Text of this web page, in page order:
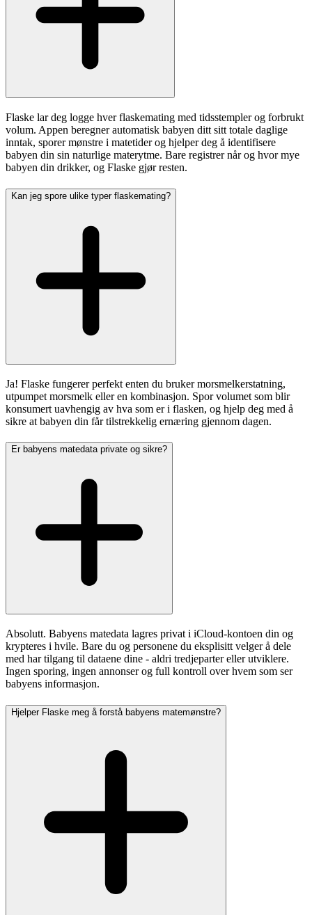
Flaske lar deg logge hver flaskemating med tidsstempler og forbrukt
volum. Appen beregner automatisk babyen ditt sitt totale daglige
inntak, sporer mønstre i matetider og hjelper deg å identifisere
babyen din sin naturlige materytme. Bare registrer når og hvor mye
babyen din drikker, og Flaske gjør resten.
Kan jeg spore ulike typer flaskemating?
Ja! Flaske fungerer perfekt enten du bruker morsmelkerstatning,
utpumpet morsmelk eller en kombinasjon. Spor volumet som blir
konsumert uavhengig av hva som er i flasken, og hjelp deg med å
sikre at babyen din får tilstrekkelig ernæring gjennom dagen.
Er babyens matedata private og sikre?
Absolutt. Babyens matedata lagres privat i iCloud-kontoen din og
krypteres i hvile. Bare du og personene du eksplisitt velger å dele
med har tilgang til dataene dine - aldri tredjeparter eller utviklere.
Ingen sporing, ingen annonser og full kontroll over hvem som ser
babyens informasjon.
Hjelper Flaske meg å forstå babyens matemønstre?